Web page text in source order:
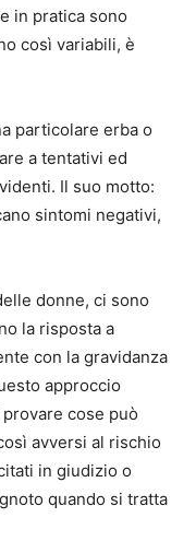
in pratica sono
così variabili, è
particolare erba o
a tentativi ed
Il suo motto:
sintomi negativi,
donne, ci sono
la risposta a
con la gravidanza
approccio
cose può
avversi al rischio
in giudizio o
quando si tratta